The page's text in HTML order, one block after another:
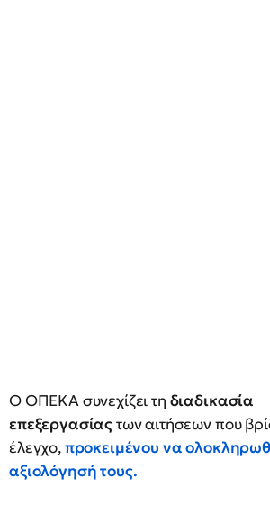
Ο ΟΠΕΚΑ συνεχίζει τη διαδικασία
επεξεργασίαςτων αιτήσεων που
έλεγχο,προκειμένου να
αξιολόγησή τους.